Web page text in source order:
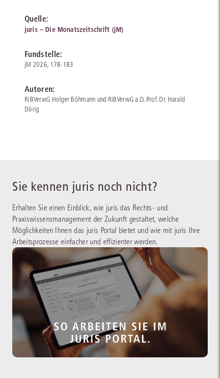
Quelle:
juris – Die Monatszeitschrift (jM)
Fundstelle:
jM 2026, 178-183
Autoren:
RiBVerwG Holger Böhmann und RiBVerwG a.D. Prof. Dr. Harald
Dörig
Sie kennen juris noch nicht?
Erhalten Sie einen Einblick, wie juris das Rechts- und
Praxiswissensmanagement der Zukunft gestaltet, welche
Möglichkeiten Ihnen das juris Portal bietet und wie mit juris Ihre
Arbeitsprozesse einfacher und effizienter werden.